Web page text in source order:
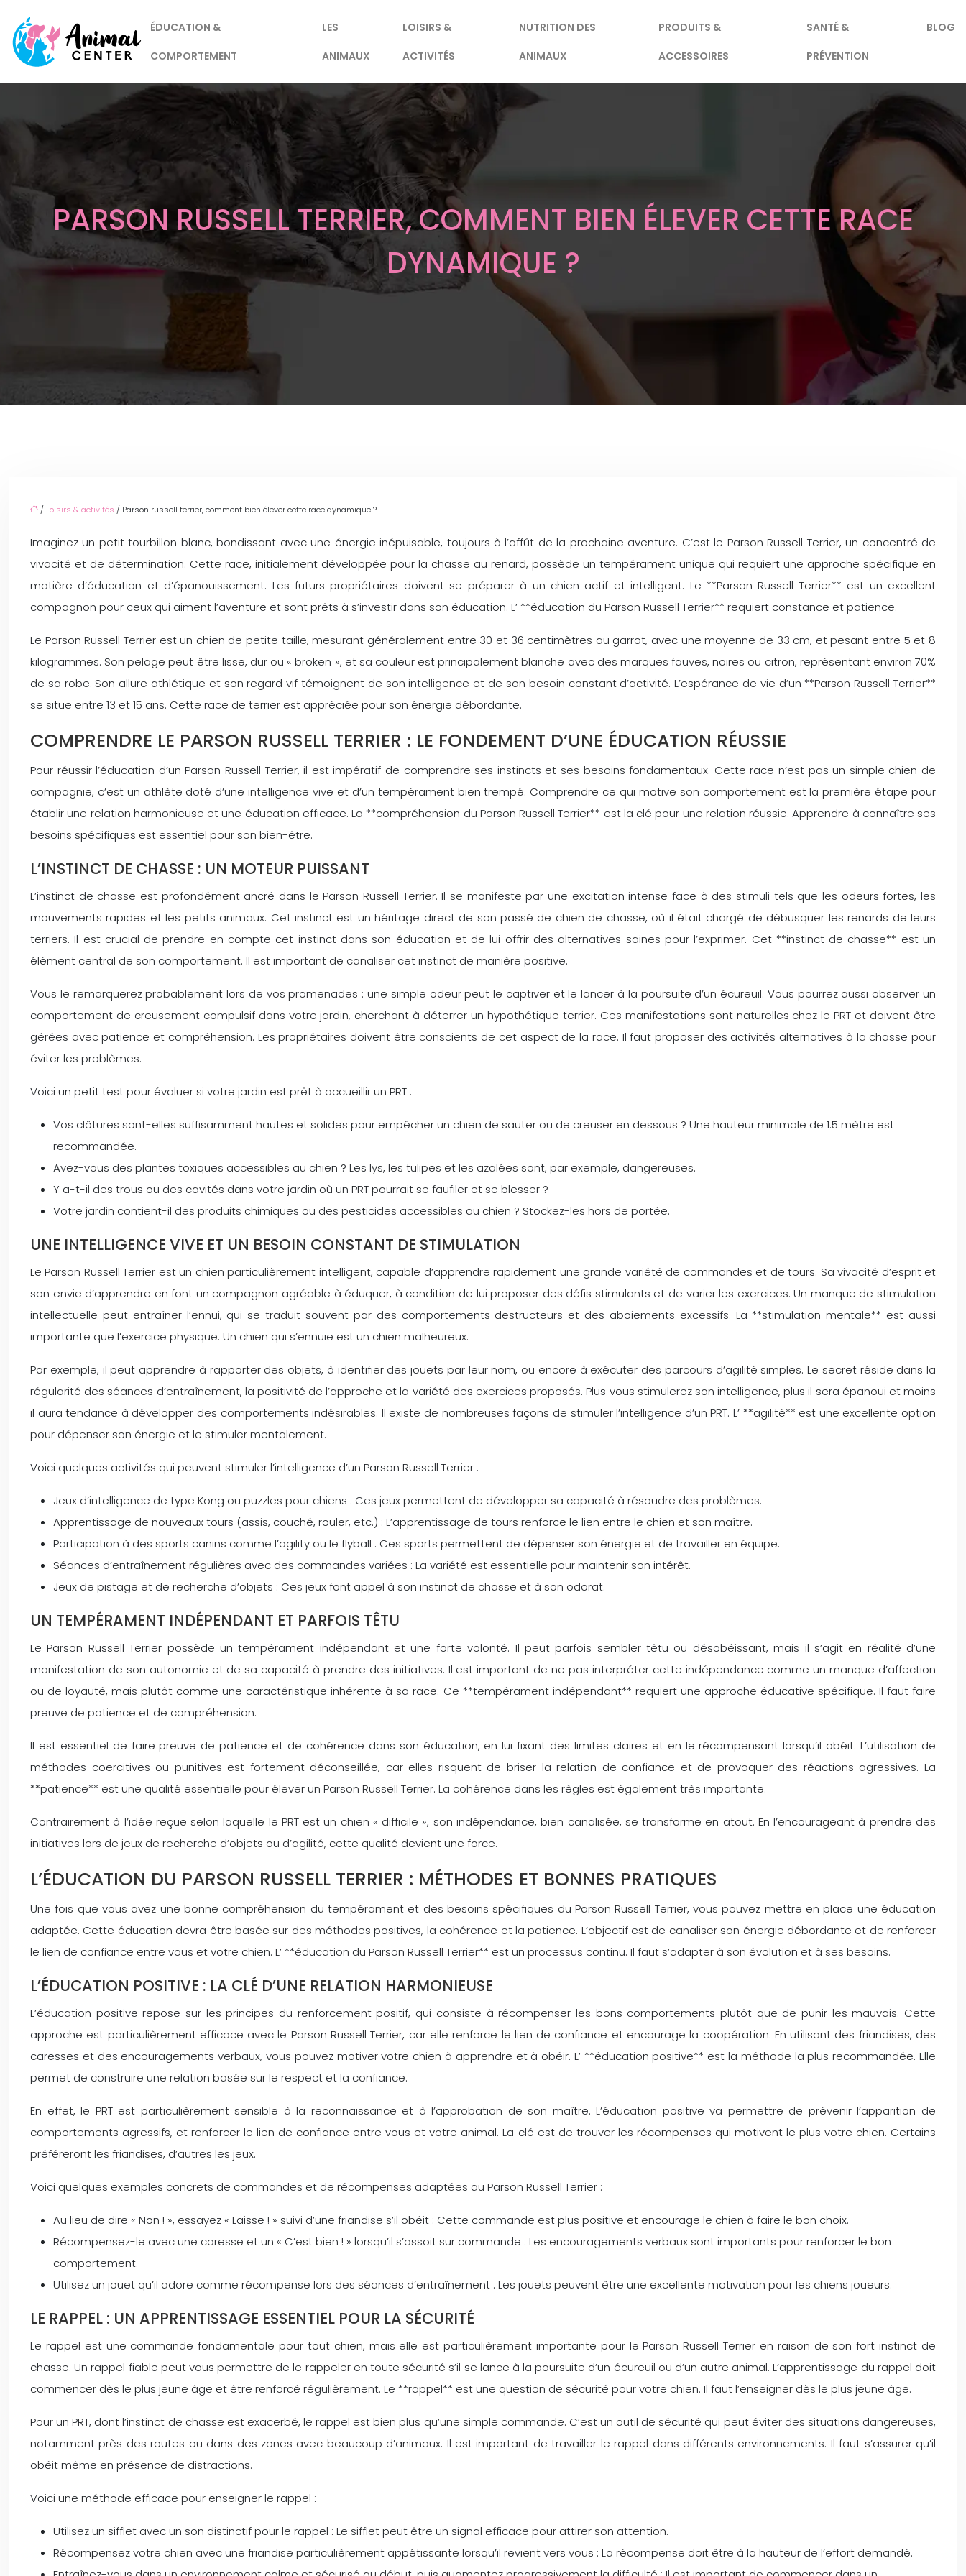
ÉDUCATION &
COMPORTEMENT
LES
ANIMAUX
LOISIRS &
ACTIVITÉS
NUTRITION DES
ANIMAUX
PRODUITS &
ACCESSOIRES
SANTÉ &
PRÉVENTION
BLOG
PARSON RUSSELL TERRIER, COMMENT BIEN ÉLEVER CETTE RACE
DYNAMIQUE ?
/ Loisirs & activités / Parson russell terrier, comment bien élever cette race dynamique ?
Imaginez un petit tourbillon blanc, bondissant avec une énergie inépuisable, toujours à l’affût de la prochaine aventure. C’est le Parson Russell Terrier, un concentré de
vivacité et de détermination. Cette race, initialement développée pour la chasse au renard, possède un tempérament unique qui requiert une approche spécifique en
matière d’éducation et d’épanouissement. Les futurs propriétaires doivent se préparer à un chien actif et intelligent. Le **Parson Russell Terrier** est un excellent
compagnon pour ceux qui aiment l’aventure et sont prêts à s’investir dans son éducation. L’ **éducation du Parson Russell Terrier** requiert constance et patience.
Le Parson Russell Terrier est un chien de petite taille, mesurant généralement entre 30 et 36 centimètres au garrot, avec une moyenne de 33 cm, et pesant entre 5 et 8
kilogrammes. Son pelage peut être lisse, dur ou « broken », et sa couleur est principalement blanche avec des marques fauves, noires ou citron, représentant environ 70%
de sa robe. Son allure athlétique et son regard vif témoignent de son intelligence et de son besoin constant d’activité. L’espérance de vie d’un **Parson Russell Terrier**
se situe entre 13 et 15 ans. Cette race de terrier est appréciée pour son énergie débordante.
COMPRENDRE LE PARSON RUSSELL TERRIER : LE FONDEMENT D’UNE ÉDUCATION RÉUSSIE
Pour réussir l’éducation d’un Parson Russell Terrier, il est impératif de comprendre ses instincts et ses besoins fondamentaux. Cette race n’est pas un simple chien de
compagnie, c’est un athlète doté d’une intelligence vive et d’un tempérament bien trempé. Comprendre ce qui motive son comportement est la première étape pour
établir une relation harmonieuse et une éducation efficace. La **compréhension du Parson Russell Terrier** est la clé pour une relation réussie. Apprendre à connaître ses
besoins spécifiques est essentiel pour son bien-être.
L’INSTINCT DE CHASSE : UN MOTEUR PUISSANT
L’instinct de chasse est profondément ancré dans le Parson Russell Terrier. Il se manifeste par une excitation intense face à des stimuli tels que les odeurs fortes, les
mouvements rapides et les petits animaux. Cet instinct est un héritage direct de son passé de chien de chasse, où il était chargé de débusquer les renards de leurs
terriers. Il est crucial de prendre en compte cet instinct dans son éducation et de lui offrir des alternatives saines pour l’exprimer. Cet **instinct de chasse** est un
élément central de son comportement. Il est important de canaliser cet instinct de manière positive.
Vous le remarquerez probablement lors de vos promenades : une simple odeur peut le captiver et le lancer à la poursuite d’un écureuil. Vous pourrez aussi observer un
comportement de creusement compulsif dans votre jardin, cherchant à déterrer un hypothétique terrier. Ces manifestations sont naturelles chez le PRT et doivent être
gérées avec patience et compréhension. Les propriétaires doivent être conscients de cet aspect de la race. Il faut proposer des activités alternatives à la chasse pour
éviter les problèmes.
Voici un petit test pour évaluer si votre jardin est prêt à accueillir un PRT :
Vos clôtures sont-elles suffisamment hautes et solides pour empêcher un chien de sauter ou de creuser en dessous ? Une hauteur minimale de 1.5 mètre est
recommandée.
Avez-vous des plantes toxiques accessibles au chien ? Les lys, les tulipes et les azalées sont, par exemple, dangereuses.
Y a-t-il des trous ou des cavités dans votre jardin où un PRT pourrait se faufiler et se blesser ?
Votre jardin contient-il des produits chimiques ou des pesticides accessibles au chien ? Stockez-les hors de portée.
UNE INTELLIGENCE VIVE ET UN BESOIN CONSTANT DE STIMULATION
Le Parson Russell Terrier est un chien particulièrement intelligent, capable d’apprendre rapidement une grande variété de commandes et de tours. Sa vivacité d’esprit et
son envie d’apprendre en font un compagnon agréable à éduquer, à condition de lui proposer des défis stimulants et de varier les exercices. Un manque de stimulation
intellectuelle peut entraîner l’ennui, qui se traduit souvent par des comportements destructeurs et des aboiements excessifs. La **stimulation mentale** est aussi
importante que l’exercice physique. Un chien qui s’ennuie est un chien malheureux.
Par exemple, il peut apprendre à rapporter des objets, à identifier des jouets par leur nom, ou encore à exécuter des parcours d’agilité simples. Le secret réside dans la
régularité des séances d’entraînement, la positivité de l’approche et la variété des exercices proposés. Plus vous stimulerez son intelligence, plus il sera épanoui et moins
il aura tendance à développer des comportements indésirables. Il existe de nombreuses façons de stimuler l’intelligence d’un PRT. L’ **agilité** est une excellente option
pour dépenser son énergie et le stimuler mentalement.
Voici quelques activités qui peuvent stimuler l’intelligence d’un Parson Russell Terrier :
Jeux d’intelligence de type Kong ou puzzles pour chiens : Ces jeux permettent de développer sa capacité à résoudre des problèmes.
Apprentissage de nouveaux tours (assis, couché, rouler, etc.) : L’apprentissage de tours renforce le lien entre le chien et son maître.
Participation à des sports canins comme l’agility ou le flyball : Ces sports permettent de dépenser son énergie et de travailler en équipe.
Séances d’entraînement régulières avec des commandes variées : La variété est essentielle pour maintenir son intérêt.
Jeux de pistage et de recherche d’objets : Ces jeux font appel à son instinct de chasse et à son odorat.
UN TEMPÉRAMENT INDÉPENDANT ET PARFOIS TÊTU
Le Parson Russell Terrier possède un tempérament indépendant et une forte volonté. Il peut parfois sembler têtu ou désobéissant, mais il s’agit en réalité d’une
manifestation de son autonomie et de sa capacité à prendre des initiatives. Il est important de ne pas interpréter cette indépendance comme un manque d’affection
ou de loyauté, mais plutôt comme une caractéristique inhérente à sa race. Ce **tempérament indépendant** requiert une approche éducative spécifique. Il faut faire
preuve de patience et de compréhension.
Il est essentiel de faire preuve de patience et de cohérence dans son éducation, en lui fixant des limites claires et en le récompensant lorsqu’il obéit. L’utilisation de
méthodes coercitives ou punitives est fortement déconseillée, car elles risquent de briser la relation de confiance et de provoquer des réactions agressives. La
**patience** est une qualité essentielle pour élever un Parson Russell Terrier. La cohérence dans les règles est également très importante.
Contrairement à l’idée reçue selon laquelle le PRT est un chien « difficile », son indépendance, bien canalisée, se transforme en atout. En l’encourageant à prendre des
initiatives lors de jeux de recherche d’objets ou d’agilité, cette qualité devient une force.
L’ÉDUCATION DU PARSON RUSSELL TERRIER : MÉTHODES ET BONNES PRATIQUES
Une fois que vous avez une bonne compréhension du tempérament et des besoins spécifiques du Parson Russell Terrier, vous pouvez mettre en place une éducation
adaptée. Cette éducation devra être basée sur des méthodes positives, la cohérence et la patience. L’objectif est de canaliser son énergie débordante et de renforcer
le lien de confiance entre vous et votre chien. L’ **éducation du Parson Russell Terrier** est un processus continu. Il faut s’adapter à son évolution et à ses besoins.
L’ÉDUCATION POSITIVE : LA CLÉ D’UNE RELATION HARMONIEUSE
L’éducation positive repose sur les principes du renforcement positif, qui consiste à récompenser les bons comportements plutôt que de punir les mauvais. Cette
approche est particulièrement efficace avec le Parson Russell Terrier, car elle renforce le lien de confiance et encourage la coopération. En utilisant des friandises, des
caresses et des encouragements verbaux, vous pouvez motiver votre chien à apprendre et à obéir. L’ **éducation positive** est la méthode la plus recommandée. Elle
permet de construire une relation basée sur le respect et la confiance.
En effet, le PRT est particulièrement sensible à la reconnaissance et à l’approbation de son maître. L’éducation positive va permettre de prévenir l’apparition de
comportements agressifs, et renforcer le lien de confiance entre vous et votre animal. La clé est de trouver les récompenses qui motivent le plus votre chien. Certains
préféreront les friandises, d’autres les jeux.
Voici quelques exemples concrets de commandes et de récompenses adaptées au Parson Russell Terrier :
Au lieu de dire « Non ! », essayez « Laisse ! » suivi d’une friandise s’il obéit : Cette commande est plus positive et encourage le chien à faire le bon choix.
Récompensez-le avec une caresse et un « C’est bien ! » lorsqu’il s’assoit sur commande : Les encouragements verbaux sont importants pour renforcer le bon
comportement.
Utilisez un jouet qu’il adore comme récompense lors des séances d’entraînement : Les jouets peuvent être une excellente motivation pour les chiens joueurs.
LE RAPPEL : UN APPRENTISSAGE ESSENTIEL POUR LA SÉCURITÉ
Le rappel est une commande fondamentale pour tout chien, mais elle est particulièrement importante pour le Parson Russell Terrier en raison de son fort instinct de
chasse. Un rappel fiable peut vous permettre de le rappeler en toute sécurité s’il se lance à la poursuite d’un écureuil ou d’un autre animal. L’apprentissage du rappel doit
commencer dès le plus jeune âge et être renforcé régulièrement. Le **rappel** est une question de sécurité pour votre chien. Il faut l’enseigner dès le plus jeune âge.
Pour un PRT, dont l’instinct de chasse est exacerbé, le rappel est bien plus qu’une simple commande. C’est un outil de sécurité qui peut éviter des situations dangereuses,
notamment près des routes ou dans des zones avec beaucoup d’animaux. Il est important de travailler le rappel dans différents environnements. Il faut s’assurer qu’il
obéit même en présence de distractions.
Voici une méthode efficace pour enseigner le rappel :
Utilisez un sifflet avec un son distinctif pour le rappel : Le sifflet peut être un signal efficace pour attirer son attention.
Récompensez votre chien avec une friandise particulièrement appétissante lorsqu’il revient vers vous : La récompense doit être à la hauteur de l’effort demandé.